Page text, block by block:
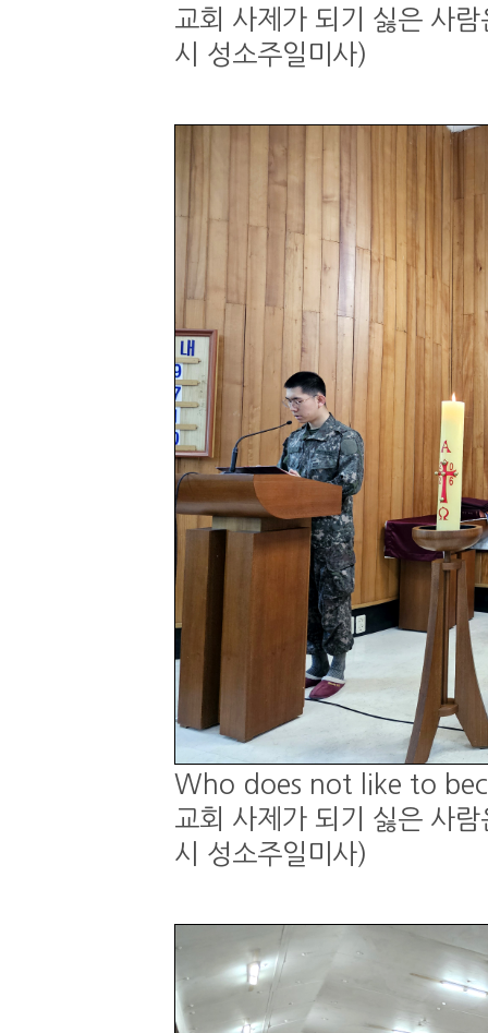
교회 사제가 되기 싫은 사
시 성소주일미사)
Who does not like to
교회 사제가 되기 싫은 사
시 성소주일미사)